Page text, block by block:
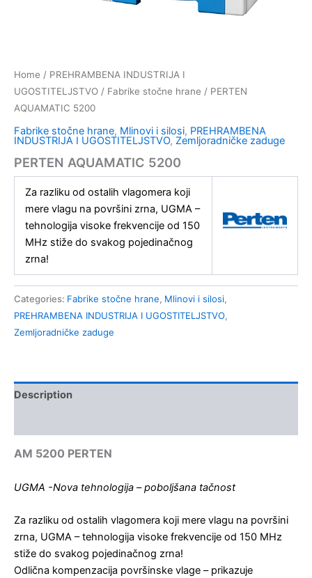
Home / PREHRAMBENA INDUSTRIJA I
UGOSTITELJSTVO / Fabrike stočne hrane / PERTEN
AQUAMATIC 5200
Fabrike stočne hrane, Mlinovi i silosi, PREHRAMBENA
INDUSTRIJA I UGOSTITELJSTVO, Zemljoradničke zaduge
PERTEN AQUAMATIC 5200
Za razliku od ostalih vlagomera koji
mere vlagu na površini zrna, UGMA –
tehnologija visoke frekvencije od 150
MHz stiže do svakog pojedinačnog
zrna!
Categories: Fabrike stočne hrane, Mlinovi i silosi,
PREHRAMBENA INDUSTRIJA I UGOSTITELJSTVO,
Zemljoradničke zaduge
Description
AM 5200 PERTEN
UGMA -Nova tehnologija – poboljšana tačnost
Za razliku od ostalih vlagomera koji mere vlagu na površini
zrna, UGMA – tehnologija visoke frekvencije od 150 MHz
stiže do svakog pojedinačnog zrna!
Odlična kompenzacija površinske vlage – prikazuje